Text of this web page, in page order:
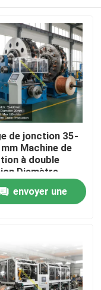
de jonction 35-
Machine de
à double
Diamètre
maximal 20
de ligne
150 mmin
envoyer une